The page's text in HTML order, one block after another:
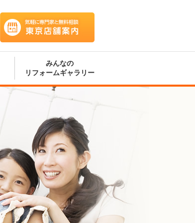
店舗案内
みんなの
リフォームギャラリー